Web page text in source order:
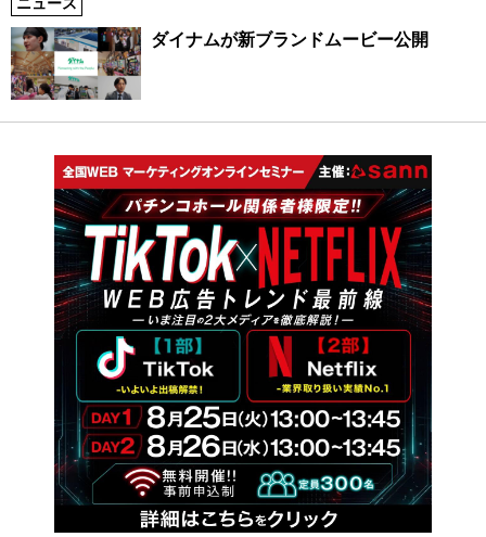
ダイナムが新ブランドムービー公開